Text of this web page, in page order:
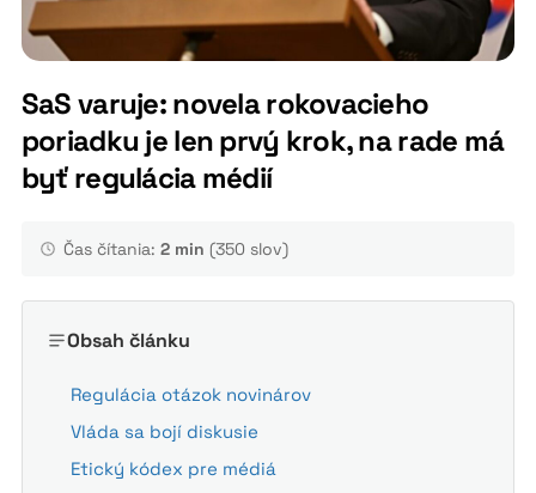
SaS varuje: novela rokovacieho
poriadku je len prvý krok, na rade má
byť regulácia médií
Čas čítania: 2 min (350 slov)
Obsah článku
Regulácia otázok novinárov
Vláda sa bojí diskusie
Etický kódex pre médiá